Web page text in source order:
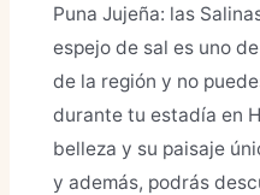
Puna Jujeña: las
espejo de sal es uno
de la región y no
durante tu estadía en
belleza y su paisaje
y además, podrás